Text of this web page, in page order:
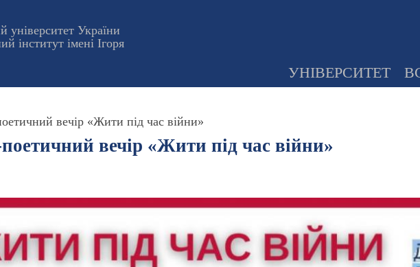
університет України
інститут імені Ігоря
УНІВЕРСИТЕТ
вечір «Жити під час війни»
вечір «Жити під час війни»